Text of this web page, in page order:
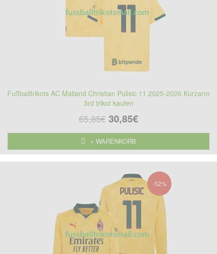
Fußballtrikots AC Mailand Christian Pulisic 11 2025-2026 Kurzarm
3rd trikot kaufen
65,85€ 30,85€
+ WARENKORB
-52%